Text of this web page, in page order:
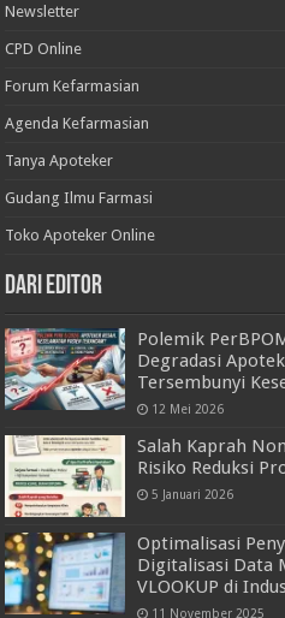
Newsletter
CPD Online
Forum Kefarmasian
Agenda Kefarmasian
Tanya Apoteker
Gudang Ilmu Farmasi
Toko Apoteker Online
Dari Editor
Polemik
Degradasi
Tersembunyi
12 Mei 2026
Salah Kaprah
Risiko Reduksi
5 Januari 2026
Optimalisasi
Digitalisasi Data
VLOOKUP di
11 November 2025